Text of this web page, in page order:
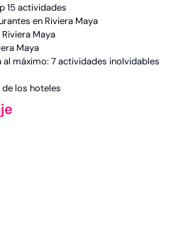
15 actividades
en Riviera Maya
Maya
Maya
máximo: 7 actividades inolvidables
de los hoteles